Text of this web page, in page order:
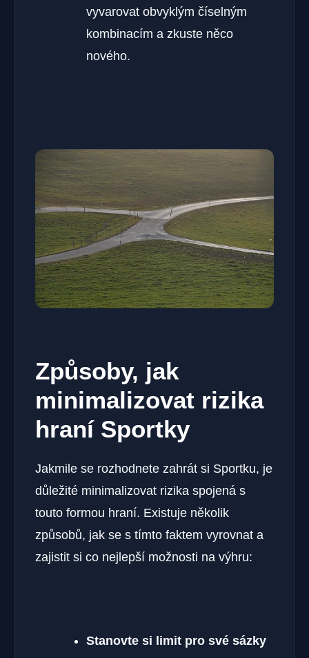
vyvarovat obvyklým číselným
kombinacím a zkuste něco
nového.
Způsoby, jak
minimalizovat rizika
hraní Sportky
Jakmile se rozhodnete zahrát si Sportku, je
důležité minimalizovat rizika spojená s
touto formou hraní. Existuje několik
způsobů, jak se s tímto faktem vyrovnat a
zajistit si co nejlepší možnosti na výhru:
Stanovte si limit pro své sázky